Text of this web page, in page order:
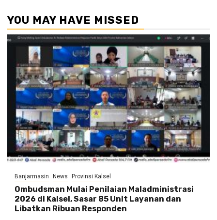
YOU MAY HAVE MISSED
Banjarmasin News Provinsi Kalsel
Ombudsman Mulai Penilaian Maladministrasi
2026 di Kalsel, Sasar 85 Unit Layanan dan
Libatkan Ribuan Responden